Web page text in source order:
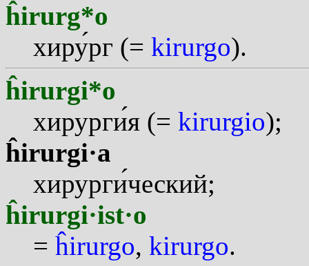
ĥirurg*o
хирург (= kirurgo).
ĥirurgi*o
хирургия (= kirurgio);
ĥirurgi·a
хирургический;
ĥirurgi·ist·o
= ĥirurgo, kirurgo.